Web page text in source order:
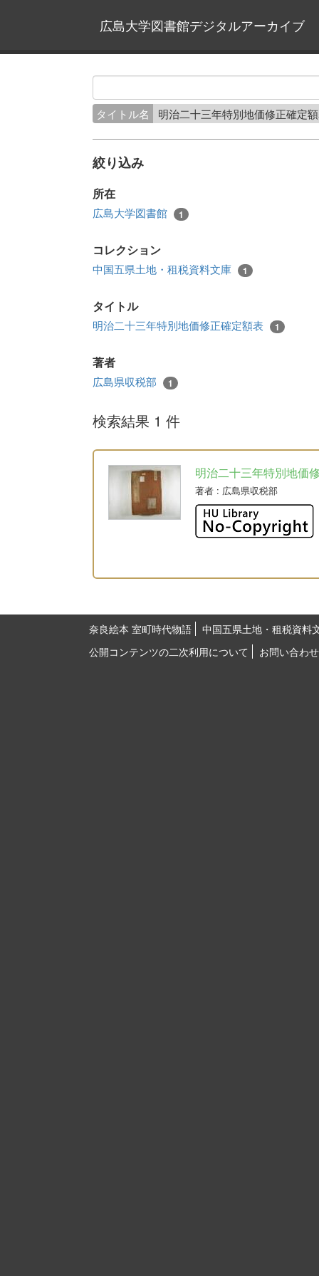
広島大学図書館デジタルアーカイブ
タイトル名 明治二十三年特別地価修正確定
絞り込み
所在
広島大学図書館 1
コレクション
中国五県土地・租税資料文庫 1
タイトル
明治二十三年特別地価修正確定額表 1
著者
広島県収税部 1
検索結果 1 件
明治二十三年特別地価
著者 : 広島県収税部
奈良絵本 室町時代物語
中国五県土地・租税資料
公開コンテンツの二次利用について
お問い合わせ